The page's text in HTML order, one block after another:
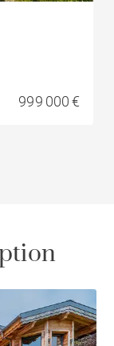
999 000 €
[0%] to-